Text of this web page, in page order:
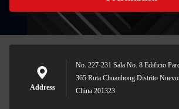
Address
No. 227-231 Sala No. 8 Edificio
365 Ruta Chuanhong Distrito
China 201323